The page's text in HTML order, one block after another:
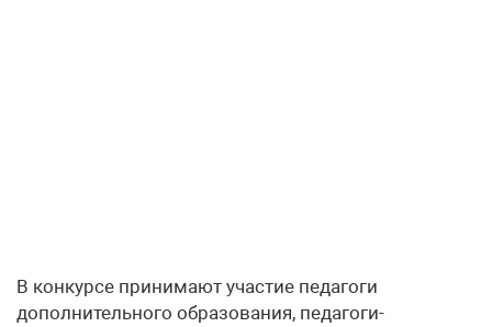
В конкурсе принимают участие педагоги
дополнительного образования, педагоги-